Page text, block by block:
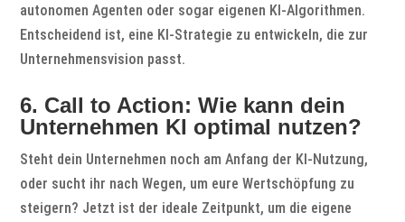
autonomen Agenten oder sogar eigenen KI-Algorithmen.
Entscheidend ist, eine KI-Strategie zu entwickeln, die zur
Unternehmensvision passt.
6. Call to Action: Wie kann dein
Unternehmen KI optimal nutzen?
Steht dein Unternehmen noch am Anfang der KI-Nutzung,
oder sucht ihr nach Wegen, um eure Wertschöpfung zu
steigern? Jetzt ist der ideale Zeitpunkt, um die eigene